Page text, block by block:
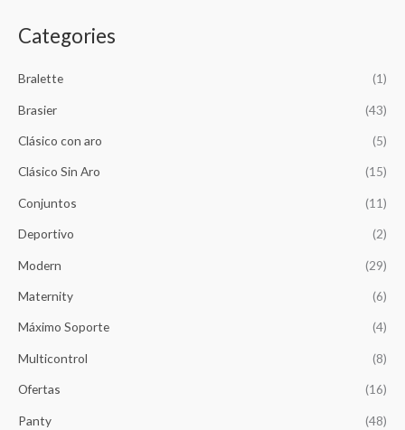
Categories
Bralette (1)
Brasier (43)
Clásico con aro (5)
Clásico Sin Aro (15)
Conjuntos (11)
Deportivo (2)
Modern (29)
Maternity (6)
Máximo Soporte (4)
Multicontrol (8)
Ofertas (16)
Panty (48)